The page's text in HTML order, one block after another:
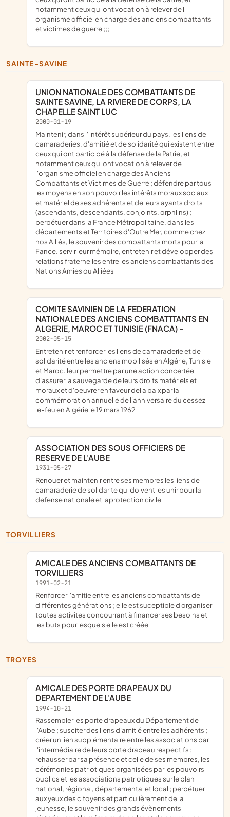
notamment ceux qui ont vocation à relever de l
organisme officiel en charge des anciens combattants
et victimes de guerre ;;;
SAINTE-SAVINE
UNION NATIONALE DES COMBATTANTS DE
SAINTE SAVINE, LA RIVIERE DE CORPS, LA
CHAPELLE SAINT LUC
2000-01-19
maintenir, dans l' intérêt supérieur du pays, les liens de
camaraderies, d'amitié et de solidarité qui existent entre
ceux qui ont participé à la défense de la Patrie, et
notamment ceux qui ont vocation à relever de
l'organisme officiel en charge des Anciens
Combattants et Victimes de Guerre ; défendre par tous
les moyens en son pouvoir les intérêts moraux sociaux
et matériel de ses adhérents et de leurs ayants droits
(ascendants, descendants, conjoints, orphlins) ;
perpétuer dans la France Métropolitaine, dans les
départements et Territoires d'Outre Mer, comme chez
nos Alliés, le souvenir des combattants morts pour la
Fance. servir leur mémoire, entretenir et développer des
relations fraternelles entre les anciens combattants des
Nations Amies ou Alliées
COMITE SAVINIEN DE LA FEDERATION
NATIONALE DES ANCIENS COMBATTTANTS EN
ALGERIE, MAROC ET TUNISIE (FNACA) -
2002-05-15
entretenir et renforcer les liens de camaraderie et de
solidarité entre les anciens mobilisés en Algérie, Tunisie
et Maroc. leur permettre par une action concertée
d'assurer la sauvegarde de leurs droits matériels et
moraux et d'oeuvrer en faveur del a paix par la
commémoration annuelle de l'anniversaire du cessez-
le-feu en Algérie le 19 mars 1962
ASSOCIATION DES SOUS OFFICIERS DE
RESERVE DE L'AUBE
1931-05-27
renouer et maintenir entre ses membres les liens de
camaraderie de solidarite qui doivent les unir pour la
defense nationale et laprotection civile
TORVILLIERS
AMICALE DES ANCIENS COMBATTANTS DE
TORVILLIERS
1991-02-21
renforcer l'amitie entre les anciens combattants de
différentes générations ; elle est suceptible d organiser
toutes activites concourrant à financer ses besoins et
les buts pour lesquels elle est créée
TROYES
AMICALE DES PORTE DRAPEAUX DU
DEPARTEMENT DE L'AUBE
1994-10-21
rassembler les porte drapeaux du Département de
l'Aube ; susciter des liens d'amitié entre les adhérents ;
créer un lien supplémentaire entre les associations par
l'intermédiaire de leurs porte drapeau respectifs ;
rehausser par sa présence et celle de ses membres, les
cérémonies patriotiques organisées par les pouvoirs
publics et les associations patriotiques sur le plan
national, régional, départemental et local ; perpétuer
aux yeux des citoyens et particulièrement de la
jeunesse, le souvenir des grands évènements